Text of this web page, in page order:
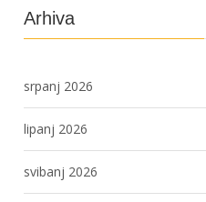
Arhiva
srpanj 2026
lipanj 2026
svibanj 2026